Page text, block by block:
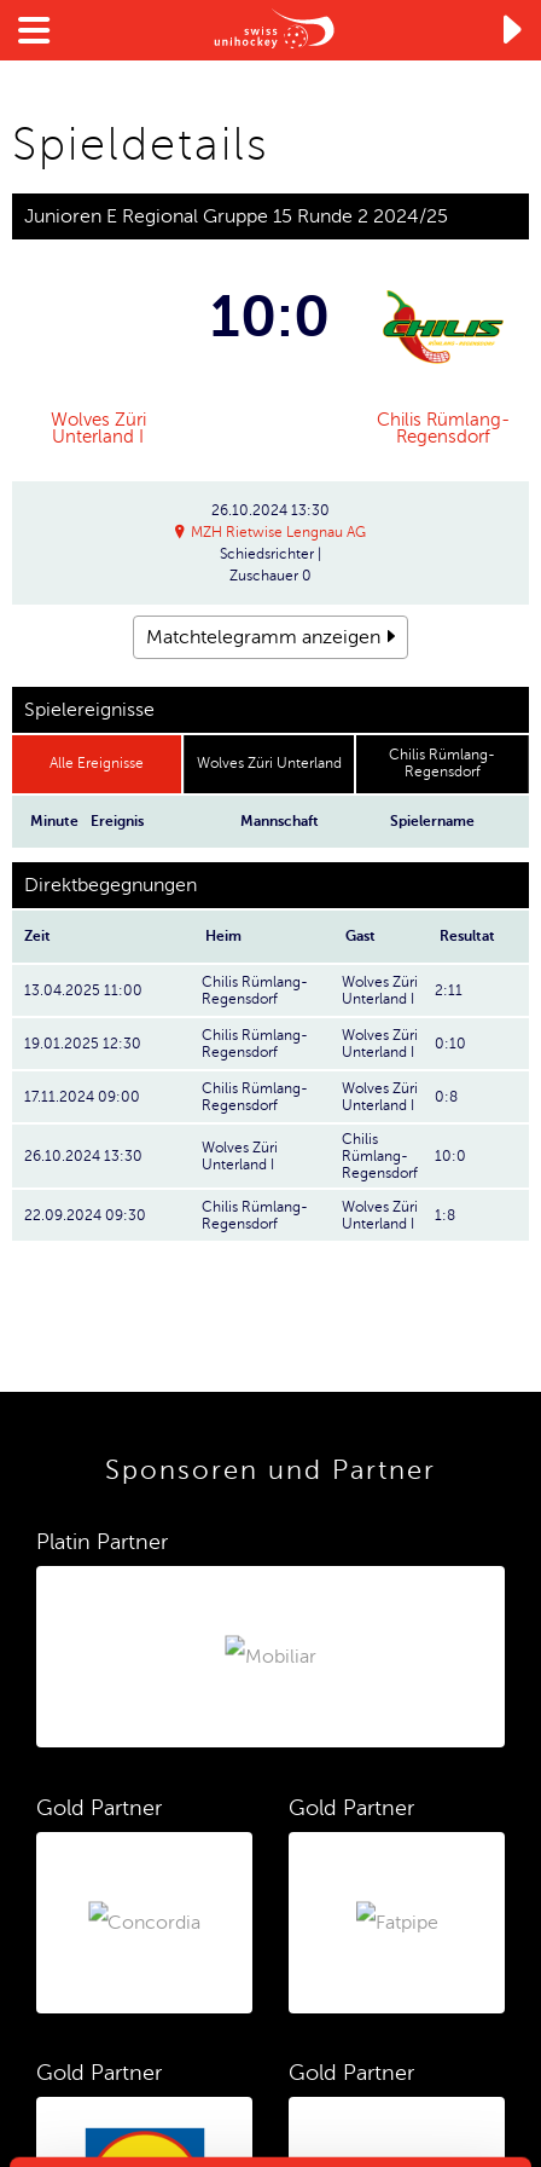

Spieldetails
Junioren E Regional Gruppe 15 Runde 2 2024/25
Wolves Züri
Unterland I
10:0
Chilis Rümlang-
Regensdorf
26.10.2024 13:30
MZH Rietwise Lengnau AG
Schiedsrichter
Zuschauer 0
Matchtelegramm anzeigen
Spielereignisse
Alle Ereignisse Wolves Züri Unterland
Chilis Rümlang-
Regensdorf
Minute Ereignis Mannschaft Spielername
Direktbegegnungen
Zeit Heim Gast Resultat
13.04.2025 11:00
Chilis Rümlang-
Regensdorf
Wolves Züri
Unterland I
2:11
19.01.2025 12:30
Chilis Rümlang-
Regensdorf
Wolves Züri
Unterland I
0:10
17.11.2024 09:00
Chilis Rümlang-
Regensdorf
Wolves Züri
Unterland I
0:8
26.10.2024 13:30
Wolves Züri
Unterland I
Chilis
Rümlang-
Regensdorf
10:0
22.09.2024 09:30
Chilis Rümlang-
Regensdorf
Wolves Züri
Unterland I
1:8
Sponsoren und Partner
Platin Partner
Gold Partner Gold Partner
Gold Partner Gold Partner